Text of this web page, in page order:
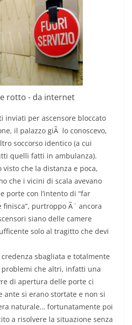
rotto - da internet
inviati per ascensore bloccato
il palazzo giÃ lo conoscevo,
soccorso identico (a cui
quelli fatti in ambulanza).
che la distanza e poca,
che i vicini di scala avevano
porte con l’intento di “far
purtroppo Ã¨ ancora
siano delle camere
solo al tragitto che devi
sbagliata e totalmente
problemi che altri, infatti una
di apertura delle porte ci
ante si erano stortate e non si
naturale… fortunatamente poi
a risolvere la situazione senza